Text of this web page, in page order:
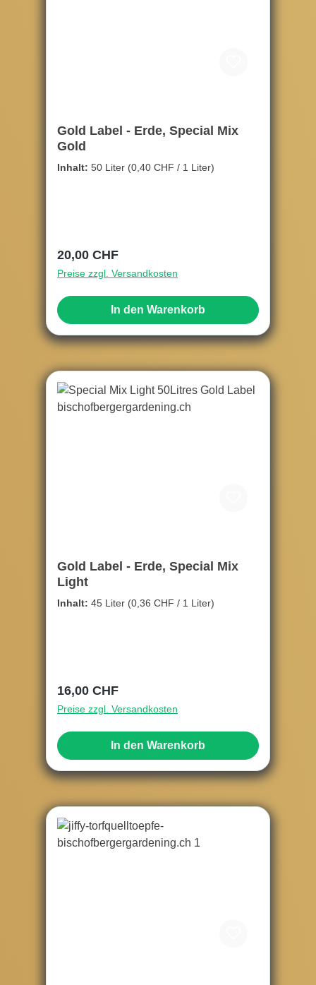
Gold Label - Erde, Special Mix
Gold
Inhalt: 50 Liter (0,40 CHF / 1 Liter)
Regulärer Preis:
20,00 CHF
Preise zzgl. Versandkosten
In den Warenkorb
Gold Label - Erde, Special Mix
Light
Inhalt: 45 Liter (0,36 CHF / 1 Liter)
Regulärer Preis:
16,00 CHF
Preise zzgl. Versandkosten
In den Warenkorb